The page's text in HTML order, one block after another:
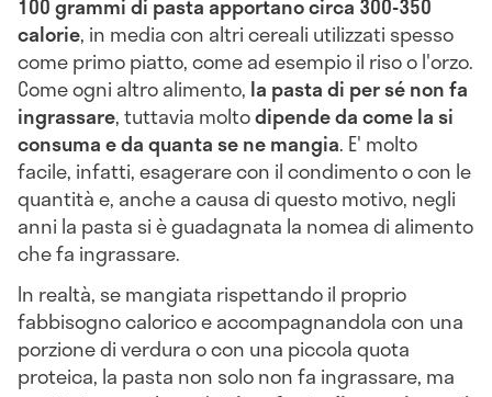
calorie, in media con altri cereali utilizzati spesso
come primo piatto, come ad esempio il riso o l'orzo.
Come ogni altro alimento, la pasta di per sé non fa
ingrassare, tuttavia moltodipende da come la si
consuma e da quanta se ne mangia. E' molto
facile, infatti, esagerare con il condimento o con le
quantità e, anche a causa di questo motivo, negli
anni la pasta si è guadagnata la nomea di alimento
che fa ingrassare.
In realtà, se mangiata rispettando il proprio
fabbisogno calorico e accompagnandola con una
porzione di verdura o con una piccola quota
proteica, la pasta non solo non fa ingrassare, ma